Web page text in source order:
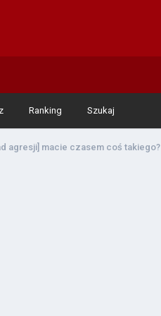
Ranking Szukaj
agresji] macie czasem coś takiego?